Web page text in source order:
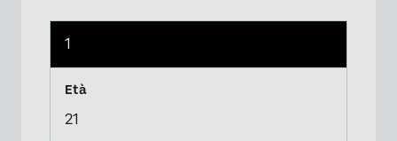
1
21